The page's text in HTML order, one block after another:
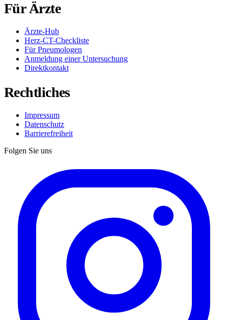
Für Ärzte
Ärzte-Hub
Herz-CT-Checkliste
Für Pneumologen
Anmeldung einer Untersuchung
Direktkontakt
Rechtliches
Impressum
Datenschutz
Barrierefreiheit
Folgen Sie uns